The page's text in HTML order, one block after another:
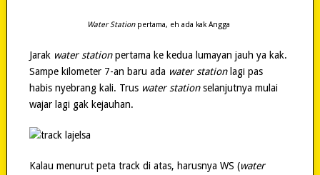
Water Stationpertama, eh ada kak Angga
Jarak water stationpertama ke kedua lumayan jauh ya kak.
Sampe kilometer 7-an baru ada water stationlagi pas
habis nyebrang kali. Trus water stationselanjutnya mulai
wajar lagi gak kejauhan.
Kalau menurut peta track di atas, harusnya WS (water